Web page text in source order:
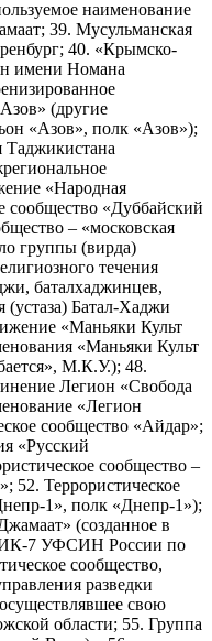
наименование
39. Мусульманская
40. «Крымско-
имени Номана
(другие
«Азов», полк «Азов»);
Таджикистана
«Народная
сообщество «Дуббайский
– «московская
группы (вирда)
течения
баталхаджинцев,
(устаза) Батал-Хаджи
«Маньяки Культ
«Маньяки Культ
М.К.У.); 48.
Легион «Свобода
«Легион
сообщество «Айдар»;
«Русский
сообщество –
52. Террористическое
1», полк «Днепр-1»);
(созданное в
ИК-7 УФСИН России по
сообщество,
разведки
свою
области; 55. Группа